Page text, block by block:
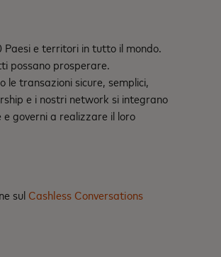
e territori in tutto il mondo.
possano prosperare.
transazioni sicure, semplici,
e i nostri network si integrano
governi a realizzare il loro
sul Cashless Conversations